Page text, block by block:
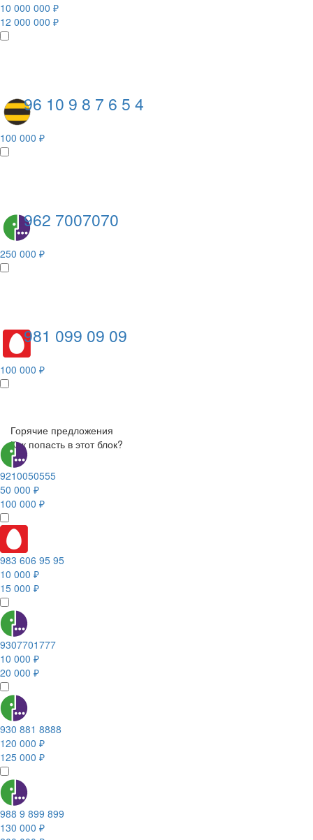
10 000 000 ₽
12 000 000 ₽
96 10 9 8 7 6 5 4
100 000 ₽
962 7007070
250 000 ₽
981 099 09 09
100 000 ₽
Горячие предложения
Как попасть в этот блок?
9210050555
50 000 ₽
100 000 ₽
983 606 95 95
10 000 ₽
15 000 ₽
9307701777
10 000 ₽
20 000 ₽
930 881 8888
120 000 ₽
125 000 ₽
988 9 899 899
130 000 ₽